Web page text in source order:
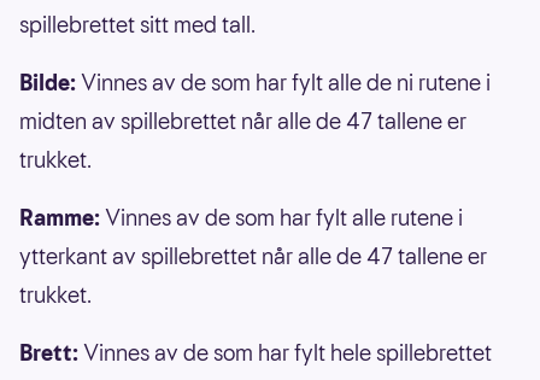
spillebrettet sitt med tall.
Bilde:Vinnes av de som har fylt alle de ni rutene i
midten av spillebrettet når alle de 47 tallene er
trukket.
Ramme:Vinnes av de som har fylt alle rutene i
ytterkant av spillebrettet når alle de 47 tallene er
trukket.
Brett:Vinnes av de som har fylt hele spillebrettet